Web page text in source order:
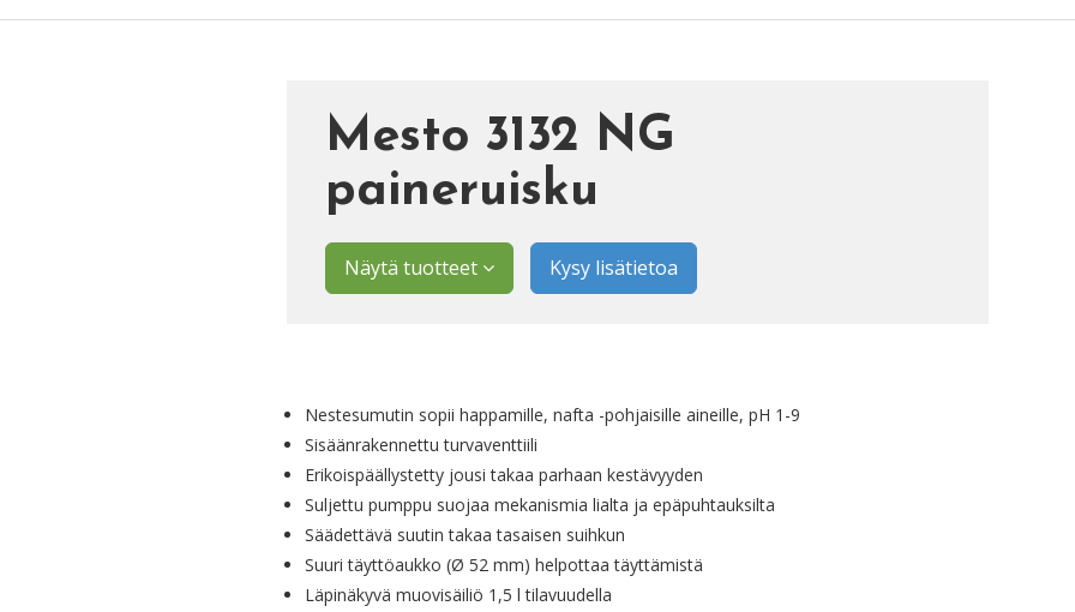
Mesto 3132 NG
paineruisku
Näytä tuotteet Kysy lisätietoa
Nestesumutin sopii happamille, nafta -pohjaisille aineille, pH 1-9
Sisäänrakennettu turvaventtiili
Erikoispäällystetty jousi takaa parhaan kestävyyden
Suljettu pumppu suojaa mekanismia lialta ja epäpuhtauksilta
Säädettävä suutin takaa tasaisen suihkun
Suuri täyttöaukko (Ø 52 mm) helpottaa täyttämistä
Läpinäkyvä muovisäiliö 1,5 l tilavuudella